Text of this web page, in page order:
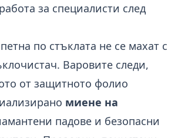
за специалисти след
по стъклата не се махат с
Варовите следи,
от защитното фолио
миене на
падове и безопасни